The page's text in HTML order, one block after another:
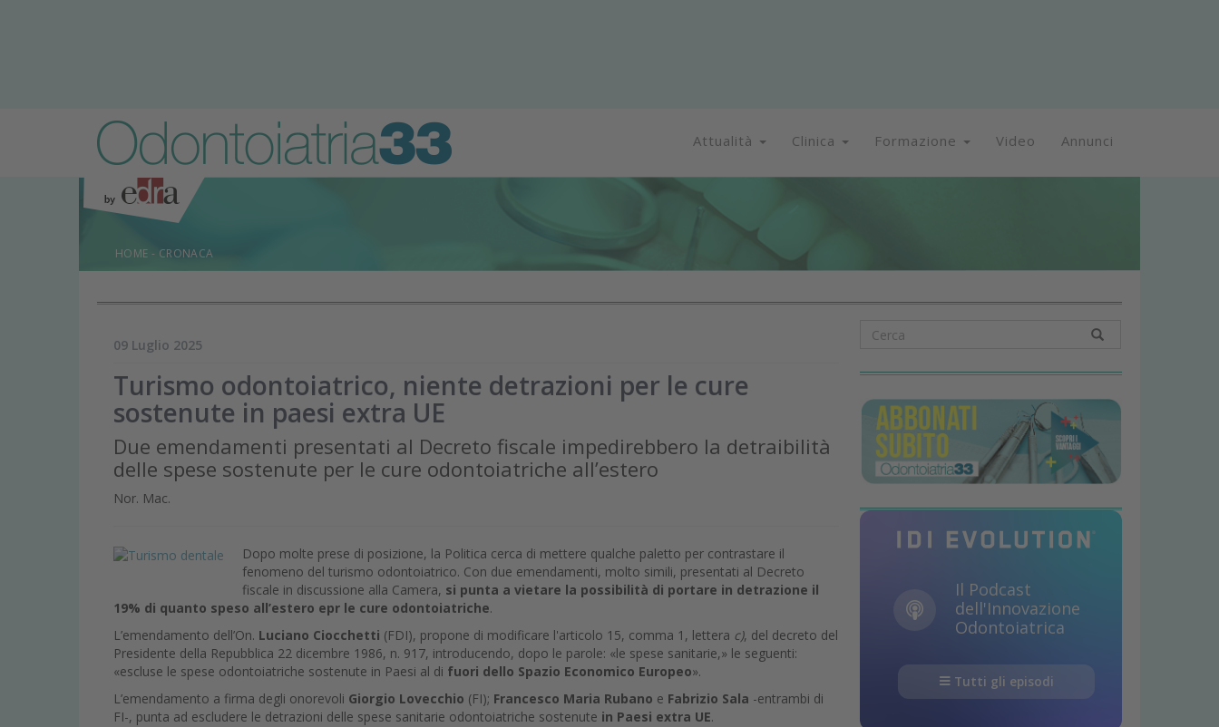
Attualità Clinica Formazione Video Annunci
HOME - CRONACA
09 Luglio 2025
Turismo odontoiatrico, niente detrazioni per le cure
sostenute in paesi extra UE
Due emendamenti presentati al Decreto fiscale impedirebbero la detraibilità
delle spese sostenute per le cure odontoiatriche all’estero
Nor. Mac.
Dopo molte prese di posizione, la Politica cerca di mettere qualche paletto per contrastare il
fenomeno del turismo odontoiatrico. Con due emendamenti, molto simili, presentati al Decreto
fiscale in discussione alla Camera, si punta a vietare la possibilità di portare in detrazione il
19% di quanto speso all’estero epr le cure odontoiatriche.
L’emendamento dell’On. Luciano Ciocchetti (FDI), propone di modificare l'articolo 15, comma 1, lettera c), del decreto del
Presidente della Repubblica 22 dicembre 1986, n. 917, introducendo, dopo le parole: «le spese sanitarie,» le seguenti:
«escluse le spese odontoiatriche sostenute in Paesi al di fuori dello Spazio Economico Europeo».
L’emendamento a firma degli onorevoli Giorgio Lovecchio (FI); Francesco Maria Rubano e Fabrizio Sala -entrambi di
FI-, punta ad escludere le detrazioni delle spese sanitarie odontoiatriche sostenute in Paesi extra UE.
Il Podcast
dell'Innovazione
Odontoiatrica
Tutti gli episodi